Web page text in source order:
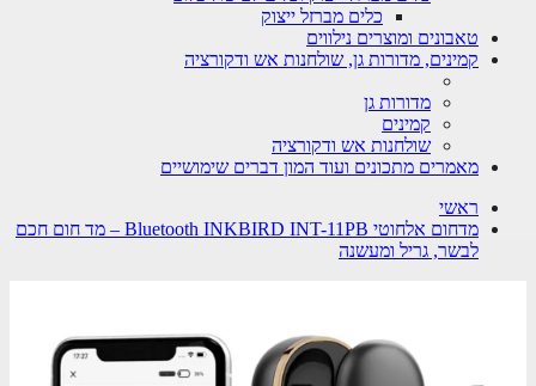
כלים מברזל ייצוק
טאבונים ומוצרים נילווים
קמינים, מדורות גן, שולחנות אש ודקורציה
מדורות גן
קמינים
שולחנות אש ודקורציה
מאמרים מתכונים ועוד המון דברים שימושיים
ראשי
מדחום אלחוטי Bluetooth INKBIRD INT-11PB – מד חום חכם
לבשר, גריל ומעשנה